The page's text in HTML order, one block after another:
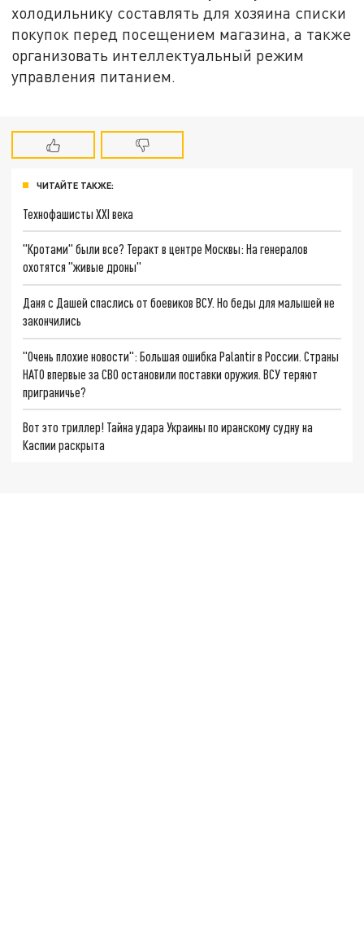
холодильнику составлять для хозяина списки
покупок перед посещением магазина, а также
организовать интеллектуальный режим
управления питанием.
ЧИТАЙТЕ ТАКЖЕ:
Технофашисты XXI века
"Кротами" были все? Теракт в центре Москвы: На генералов
охотятся "живые дроны"
Даня с Дашей спаслись от боевиков ВСУ. Но беды для малышей не
закончились
"Очень плохие новости": Большая ошибка Palantir в России. Страны
НАТО впервые за СВО остановили поставки оружия. ВСУ теряют
приграничье?
Вот это триллер! Тайна удара Украины по иранскому судну на
Каспии раскрыта